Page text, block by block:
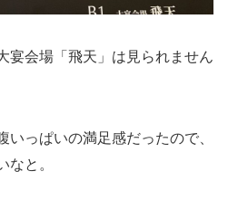
宴会場「飛天」は見られません
いっぱいの満足感だったので、
なと。